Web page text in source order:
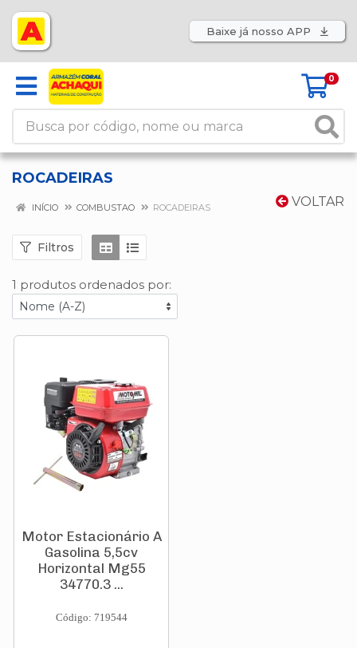
Baixe já nosso APP
0
ROCADEIRAS
VOLTAR
INÍCIO COMBUSTAO ROCADEIRAS
Filtros
1 produtos ordenados por:
Motor Estacionário A
Gasolina 5,5cv
Horizontal Mg55
34770.3 ...
Código: 719544